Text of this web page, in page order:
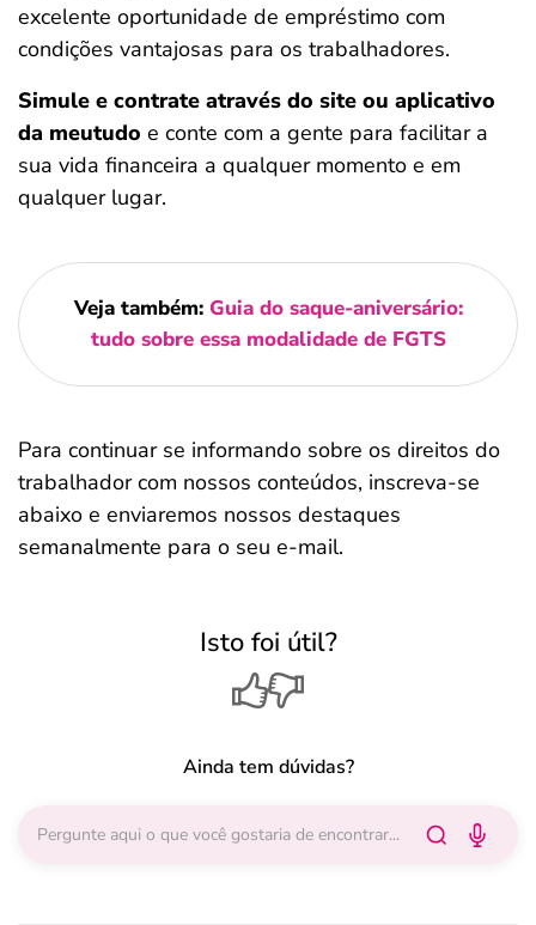
excelente oportunidade de empréstimo com
condições vantajosas para os trabalhadores.
Simule e contrate através do site ou aplicativo
da meutudo e conte com a gente para facilitar a
sua vida financeira a qualquer momento e em
qualquer lugar.
Veja também: Guia do saque-aniversário:
tudo sobre essa modalidade de FGTS
Para continuar se informando sobre os direitos do
trabalhador com nossos conteúdos, inscreva-se
abaixo e enviaremos nossos destaques
semanalmente para o seu e-mail.
Isto foi útil?
Ainda tem dúvidas?